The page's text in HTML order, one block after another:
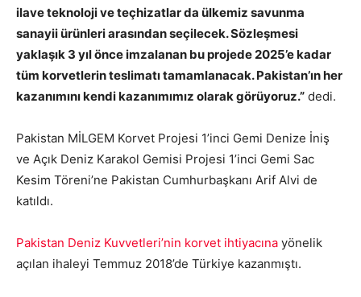
ilave teknoloji ve teçhizatlar da ülkemiz savunma
sanayii ürünleri arasından seçilecek. Sözleşmesi
yaklaşık 3 yıl önce imzalanan bu projede 2025’e kadar
tüm korvetlerin teslimatı tamamlanacak. Pakistan’ın her
kazanımını kendi kazanımımız olarak görüyoruz.” dedi.
Pakistan MİLGEM Korvet Projesi 1’inci Gemi Denize İniş
ve Açık Deniz Karakol Gemisi Projesi 1’inci Gemi Sac
Kesim Töreni’ne Pakistan Cumhurbaşkanı Arif Alvi de
katıldı.
Pakistan Deniz Kuvvetleri’nin korvet ihtiyacına yönelik
açılan ihaleyi Temmuz 2018’de Türkiye kazanmıştı.